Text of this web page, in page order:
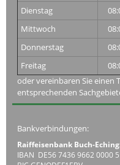
Dienstag
Mittwoch
Donnerstag
Freitag
oder vereinbaren Sie einen
entsprechenden
Bankverbindungen:
Raiffeisenbank Buch-
IBAN DE56 7436 9662 0000